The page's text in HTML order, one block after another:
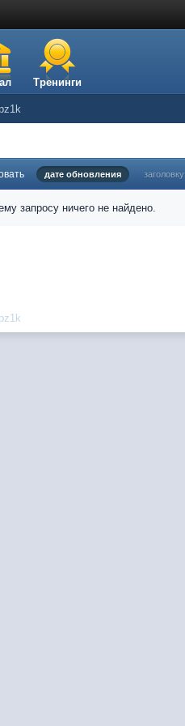
Тренинги
дате обновления заголовку
запросу ничего не найдено.